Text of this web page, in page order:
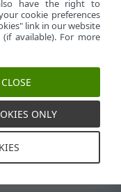
쿠키 관리
have the right to
cookie preferences
link in our website
available). For more
ONLY